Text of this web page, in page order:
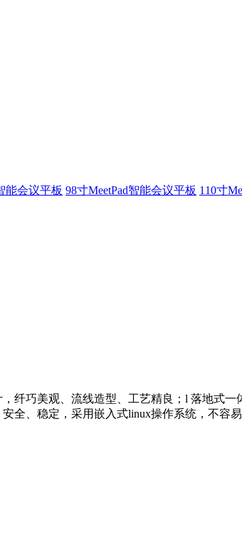
能会议平板 98寸MeetPad智能会议平板 110寸
纤巧美观、流线造型、工艺精良；l 落地式
全、稳定，采用嵌入式linux操作系统，不容